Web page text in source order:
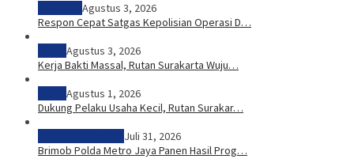
Agustus 3, 2026
Respon Cepat Satgas Kepolisian Operasi D…
Agustus 3, 2026
Kerja Bakti Massal, Rutan Surakarta Wuju…
Agustus 1, 2026
Dukung Pelaku Usaha Kecil, Rutan Surakar…
Juli 31, 2026
Brimob Polda Metro Jaya Panen Hasil Prog…